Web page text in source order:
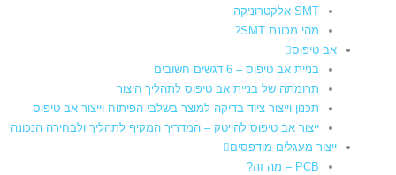
SMT אלקטרוניקה
מהי מכונת SMT?
אב טיפוס
בניית אב טיפוס – 6 דגשים חשובים
תרומתה של בניית אב טיפוס לתהליך היצור​
תכנון וייצור ציוד בדיקה למוצר בשלבי הפיתוח וייצור אב טיפוס
ייצור אב טיפוס להייטק – המדריך המקיף לתהליך ולבחירה הנכונה
ייצור מעגלים מודפסים
PCB – מה זה?